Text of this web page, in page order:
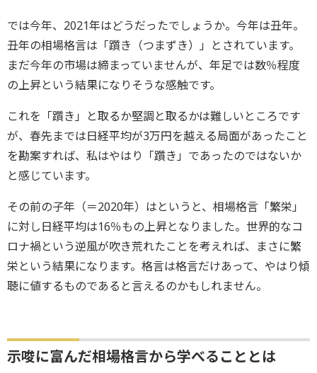
では今年、2021年はどうだったでしょうか。今年は丑年。
丑年の相場格言は「躓き（つまずき）」とされています。
まだ今年の市場は締まっていませんが、年足では数％程度
の上昇という結果になりそうな感触です。
これを「躓き」と取るか堅調と取るかは難しいところです
が、春先までは日経平均が3万円を越える局面があったこと
を勘案すれば、私はやはり「躓き」であったのではないか
と感じています。
その前の子年（＝2020年）はというと、相場格言「繁栄」
に対し日経平均は16％もの上昇となりました。世界的なコ
ロナ禍という逆風が吹き荒れたことを考えれば、まさに繁
栄という結果になります。格言は格言だけあって、やはり傾
聴に値するものであると言えるのかもしれません。
示唆に富んだ相場格言から学べることとは